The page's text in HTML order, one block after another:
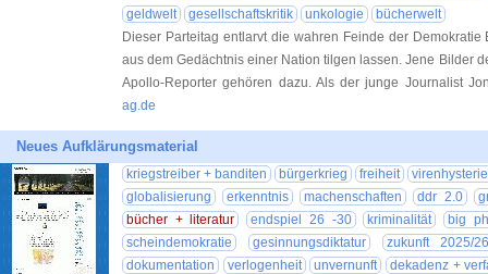
geldwelt
gesellschaftskritik unkologie
bücherwelt
Dieser Parteitag entlarvt die wahren Feinde der
aus dem Gedächtnis einer Nation tilgen lassen. Jene Bilder
Apollo-Reporter gehören dazu. Als der junge Journalist
ag.de
Neues Aufklärungsmaterial
kriegstreiber + banditen bürgerkrieg freiheit
virenhysterie
globalisierung
erkenntnis machenschaften ddr 2.0
bücher + literatur
endspiel 26 -30 kriminalität
big
scheindemokratie
gesinnungsdiktatur
zukunft 2025/
dokumentation
verlogenheit unvernunft
dekadenz +